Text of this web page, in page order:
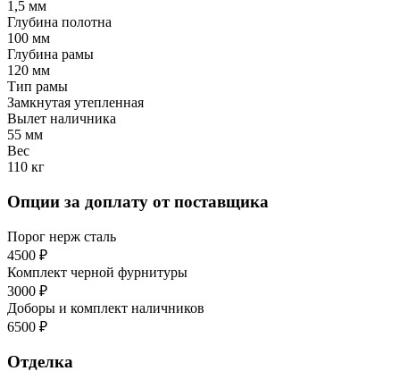
1,5 мм
Глубина полотна
100 мм
Глубина рамы
120 мм
Тип рамы
Замкнутая утепленная
Вылет наличника
55 мм
Вес
110 кг
Опции за доплату от поставщика
Порог нерж сталь
4500 ₽
Комплект черной фурнитуры
3000 ₽
Доборы и комплект наличников
6500 ₽
Отделка